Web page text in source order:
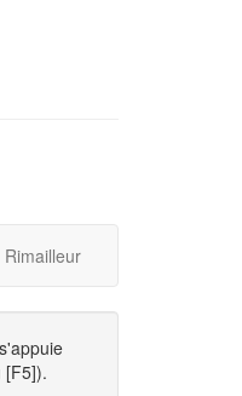
Rimailleur
[F5]).